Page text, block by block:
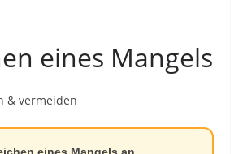
eines Mangels
& vermeiden